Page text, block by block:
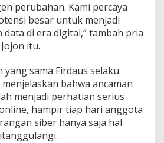
perubahan. Kami percaya
besar untuk menjadi
data di era digital,” tambah pria
itu.
yang sama Firdaus selaku
bahwa ancaman
menjadi perhatian serius
hampir tiap hari anggota
siber hanya saja hal